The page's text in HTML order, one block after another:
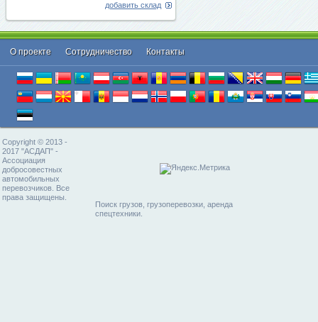
добавить склад
О проекте Cотрудничество Контакты
Copyright © 2013 -
2017 "АСДАП" -
Ассоциация
добросовестных
автомобильных
перевозчиков. Все
права защищены.
Поиск грузов, грузоперевозки, аренда
спецтехники.